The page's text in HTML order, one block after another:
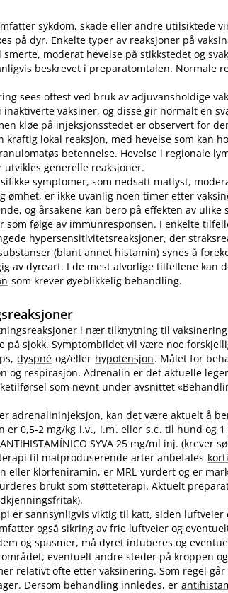
sykdom, skade eller andre utilsiktede
på dyr. Enkelte typer av reaksjoner på
moderat hevelse på stikkstedet og svak
beskrevet i preparatomtalen. Normale
sees oftest ved bruk av adjuvansholdige
vaksiner, og disse gir normalt en
kløe på injeksjonsstedet er observert for
lokal reaksjon, med hevelse som kan
betennelse. Hevelse i regionale
generelle reaksjoner.
symptomer, som nedsatt matlyst,
ømhet, er ikke uvanlig noen timer etter
og årsakene kan bero på effekten av ulike
som følge av immunresponsen. I enkelte
hypersensitivitetsreaksjoner, der
(blant annet histamin) synes å
av dyreart. I de mest alvorlige tilfellene kan
som krever øyeblikkelig behandling.
i nær tilknytning til vaksinering
på sjokk. Symptombildet vil være noe
dyspné og​/​eller hypotensjon. Målet for
og respirasjon. Adrenalin er det aktuelle
som nevnt under avsnittet
adrenalininjeksjon, kan det være aktuelt å
er 0,5-2 mg/kg i.v., i.m. eller s.c. til hund og 1
SYVA 25 mg/ml inj. (krever
til matproduserende arter anbefales
eller klorfeniramin, er MRL-vurdert og er
brukt som støtteterapi. Aktuelt
er sannsynligvis viktig til katt, siden luftveier
også sikring av frie luftveier og
og spasmer, må dyret intuberes og
eventuelt andre steder på kroppen
relativt ofte etter vaksinering. Som regel
Dersom behandling innledes, er